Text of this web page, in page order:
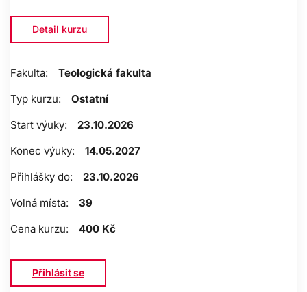
Detail kurzu
Fakulta:
Teologická fakulta
Typ kurzu:
Ostatní
Start výuky:
23.10.2026
Konec výuky:
14.05.2027
Přihlášky do:
23.10.2026
Volná místa:
39
Cena kurzu:
400 Kč
Přihlásit se